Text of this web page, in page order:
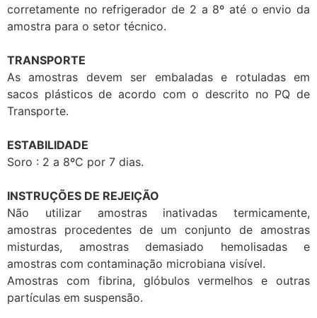
corretamente no refrigerador de 2 a 8º até o envio da
amostra para o setor técnico.
TRANSPORTE
As amostras devem ser embaladas e rotuladas em
sacos plásticos de acordo com o descrito no PQ de
Transporte.
ESTABILIDADE
Soro : 2 a 8ºC por 7 dias.
INSTRUÇÕES DE REJEIÇÃO
Não utilizar amostras inativadas termicamente,
amostras procedentes de um conjunto de amostras
misturdas, amostras demasiado hemolisadas e
amostras com contaminação microbiana visível.
Amostras com fibrina, glóbulos vermelhos e outras
partículas em suspensão.